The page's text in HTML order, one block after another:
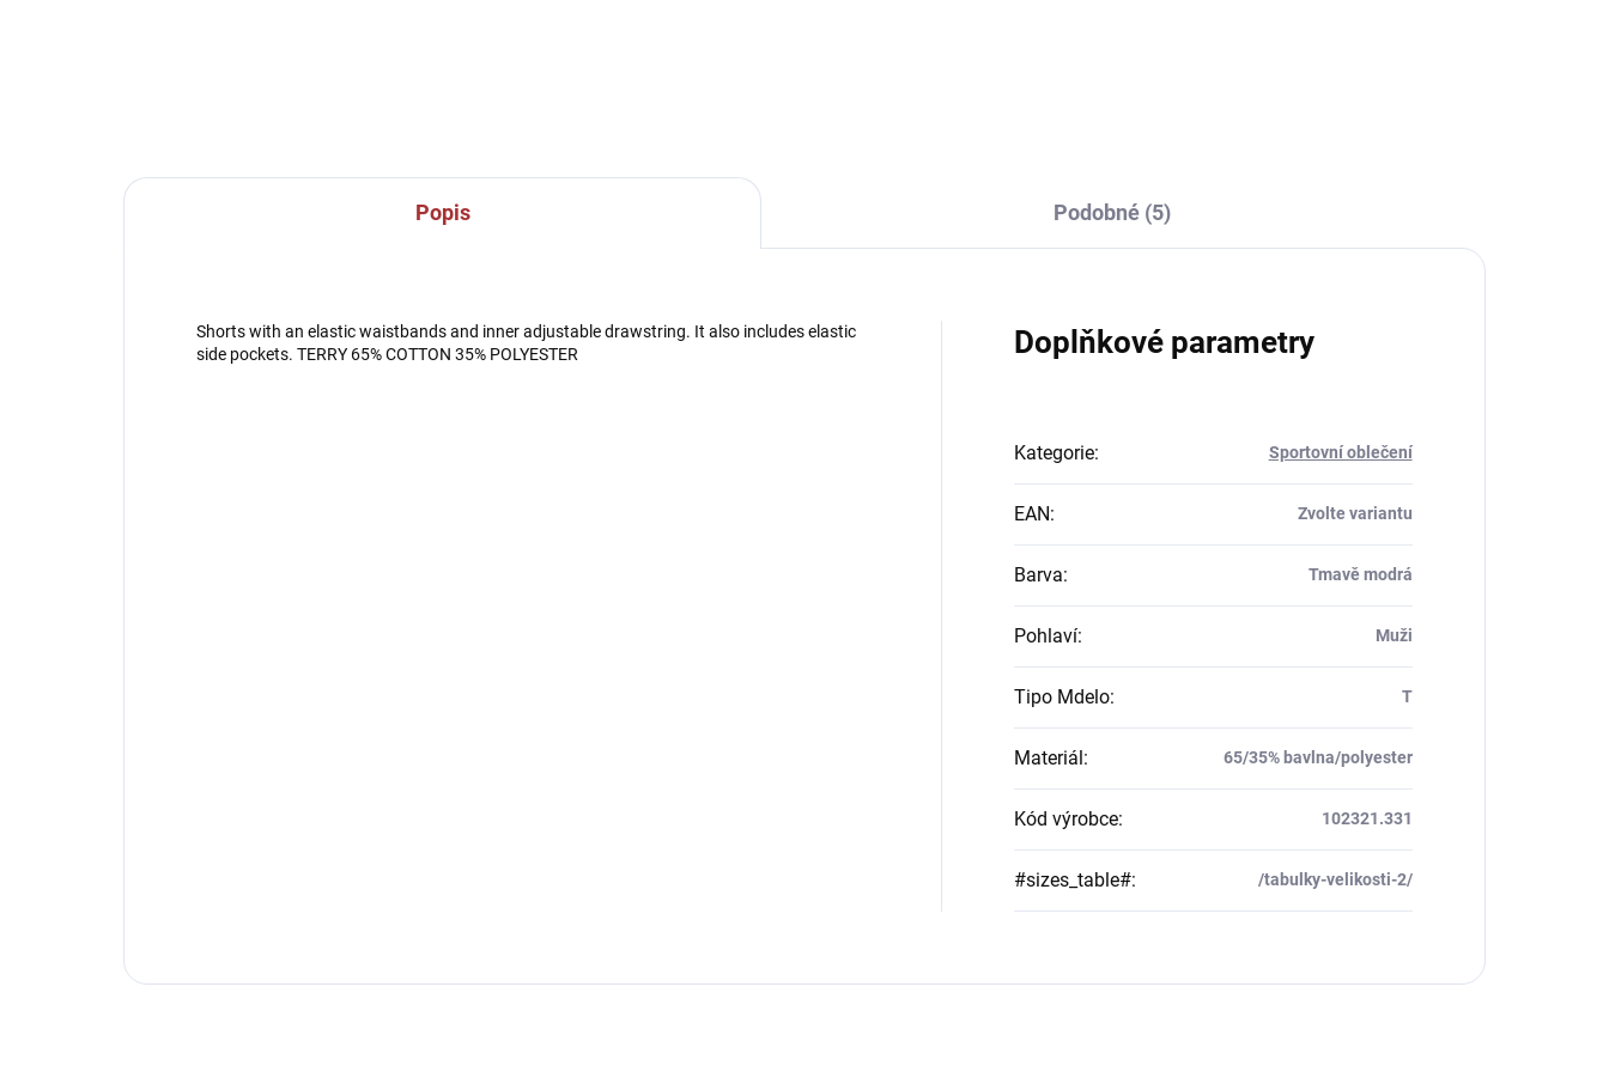
Popis Podobné (5)
Shorts with an elastic waistbands and inner adjustable drawstring. It also includes elastic
side pockets. TERRY 65% COTTON 35% POLYESTER
Doplňkové parametry
Kategorie: Sportovní oblečení
EAN: Zvolte variantu
Barva: Tmavě modrá
Pohlaví: Muži
Tipo Mdelo: T
Materiál: 65/35% bavlna/polyester
Kód výrobce: 102321.331
#sizes_table#: /tabulky-velikosti-2/